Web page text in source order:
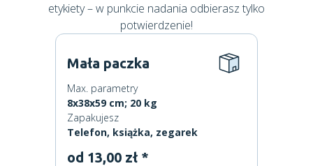
etykiety – w punkcie nadania odbierasz tylko
potwierdzenie!
Mała paczka
Max. parametry
8x38x59 cm; 20 kg
Zapakujesz
Telefon, książka, zegarek
od 13,00 zł *